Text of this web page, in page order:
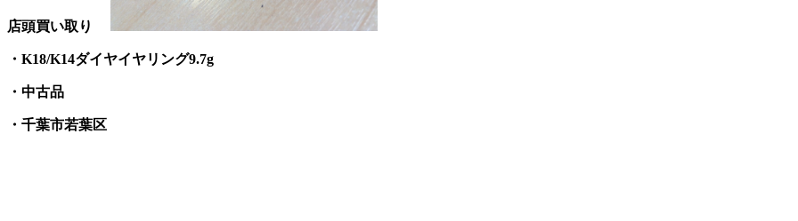
店頭買い取り
・K18/K14ダイヤイヤリング9.7g
・中古品
・千葉市若葉区